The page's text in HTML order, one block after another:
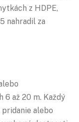
z HDPE,
nahradil za
6 až 20 m. Každý
alebo